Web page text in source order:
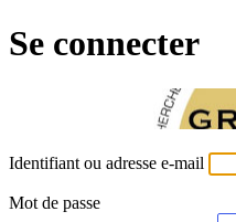
Se connecter
Identifiant ou adresse e-mail
Mot de passe